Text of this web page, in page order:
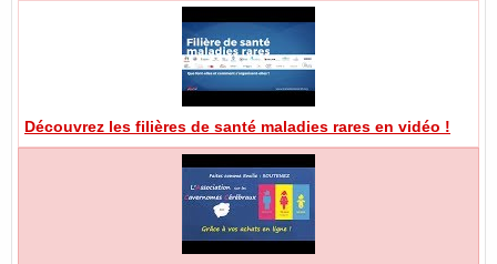
Découvrez les filières de santé maladies rares en vidéo !